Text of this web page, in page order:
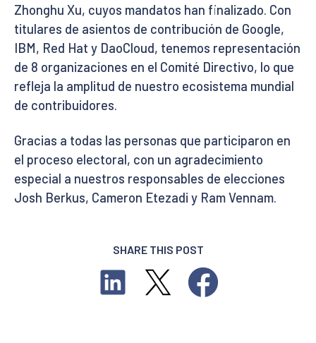
Zhonghu Xu, cuyos mandatos han finalizado. Con
titulares de asientos de contribución de Google,
IBM, Red Hat y DaoCloud, tenemos representación
de 8 organizaciones en el Comité Directivo, lo que
refleja la amplitud de nuestro ecosistema mundial
de contribuidores.
Gracias a todas las personas que participaron en
el proceso electoral, con un agradecimiento
especial a nuestros responsables de elecciones
Josh Berkus, Cameron Etezadi y Ram Vennam.
SHARE THIS POST